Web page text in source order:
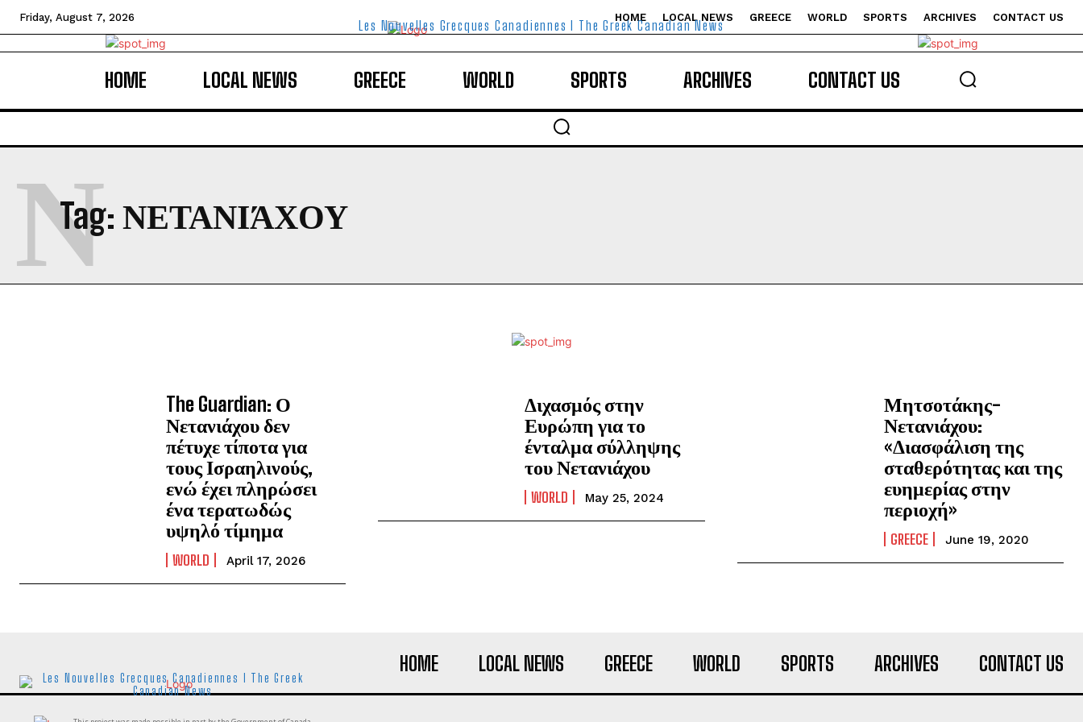
Friday, August 7, 2026 HOME LOCAL NEWS GREECE WORLD SPORTS ARCHIVES CONTACT US
Les Nouvelles Grecques Canadiennes I The Greek Canadian News
HOME LOCAL NEWS GREECE WORLD SPORTS ARCHIVES CONTACT US
Tag: ΝΕΤΑΝΙΆΧΟΥ
Ν
The Guardian: Ο
Νετανιάχου δεν
πέτυχε τίποτα για
τους Ισραηλινούς,
ενώ έχει πληρώσει
ένα τερατωδώς
υψηλό τίμημα
WORLD April 17, 2026
Διχασμός στην
Ευρώπη για το
ένταλμα σύλληψης
του Νετανιάχου
WORLD May 25, 2024
Μητσοτάκης-
Νετανιάχου:
«Διασφάλιση της
σταθερότητας και της
ευημερίας στην
περιοχή»
GREECE June 19, 2020
HOME LOCAL NEWS GREECE WORLD SPORTS ARCHIVES CONTACT US
Les Nouvelles Grecques Canadiennes I The Greek
Canadian News